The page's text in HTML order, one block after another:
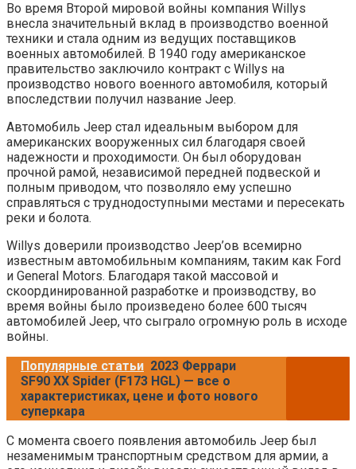
Во время Второй мировой войны компания Willys
внесла значительный вклад в производство военной
техники и стала одним из ведущих поставщиков
военных автомобилей. В 1940 году американское
правительство заключило контракт с Willys на
производство нового военного автомобиля, который
впоследствии получил название Jeep.
Автомобиль Jeep стал идеальным выбором для
американских вооруженных сил благодаря своей
надежности и проходимости. Он был оборудован
прочной рамой, независимой передней подвеской и
полным приводом, что позволяло ему успешно
справляться с труднодоступными местами и пересекать
реки и болота.
Willys доверили производство Jeep’ов всемирно
известным автомобильным компаниям, таким как Ford
и General Motors. Благодаря такой массовой и
скоординированной разработке и производству, во
время войны было произведено более 600 тысяч
автомобилей Jeep, что сыграло огромную роль в исходе
войны.
Популярные статьи 2023 Феррари
SF90 XX Spider (F173 HGL) — все о
характеристиках, цене и фото нового
суперкара
С момента своего появления автомобиль Jeep был
незаменимым транспортным средством для армии, а